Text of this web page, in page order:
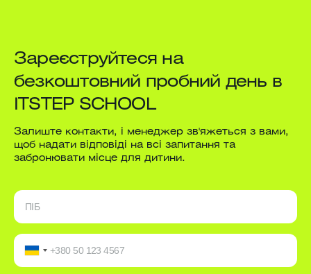
Зареєструйтеся на
безкоштовний пробний день в
ITSTEP SCHOOL
Залиште контакти, і менеджер зв'яжеться з вами,
щоб надати відповіді на всі запитання та
забронювати місце для дитини.